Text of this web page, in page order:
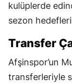
kulüplerde
sezon
Transfer
Afşinspor’un
transferleriyle